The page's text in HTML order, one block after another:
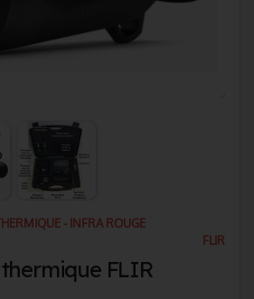
- INFRA ROUGE
FLIR
FLIR